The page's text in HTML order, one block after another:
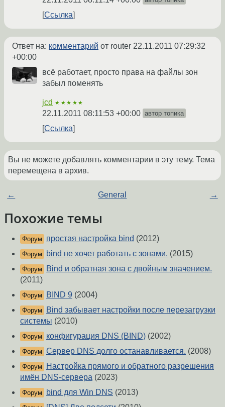
Ссылка
Ответ на: комментарий от router 22.11.2011 07:29:32
+00:00
всё работает, просто права на файлы зон
забыл поменять
jcd ★★★★★
22.11.2011 08:11:53 +00:00 автор топика
Ссылка
Вы не можете добавлять комментарии в эту тему. Тема
перемещена в архив.
← General →
Похожие темы
Форум простая настройка bind (2012)
Форум bind не хочет работать с зонами. (2015)
Форум
Bind и обратная зона с двойным значением.
(2011)
Форум BIND 9 (2004)
Форум
Bind забывает настройки после перезагрузки
системы (2010)
Форум конфигурация DNS (BIND) (2002)
Форум Сервер DNS долго останавливается. (2008)
Форум
Настройка прямого и обратного разрешения
имён DNS-сервера (2023)
Форум bind для Win DNS (2013)